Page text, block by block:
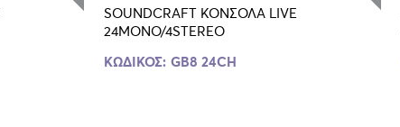
SOUNDCRAFT ΚΟΝΣΟΛΑ LIVE
24MONO/4STEREO
ΚΩΔΙΚΟΣ: GB8 24CH